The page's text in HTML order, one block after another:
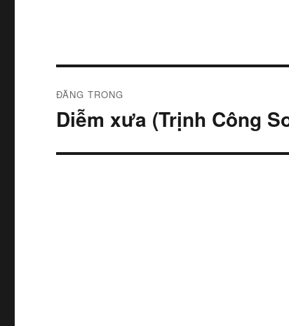
hướng
ĐĂNG TRONG
Diễm xưa (Trịnh Công